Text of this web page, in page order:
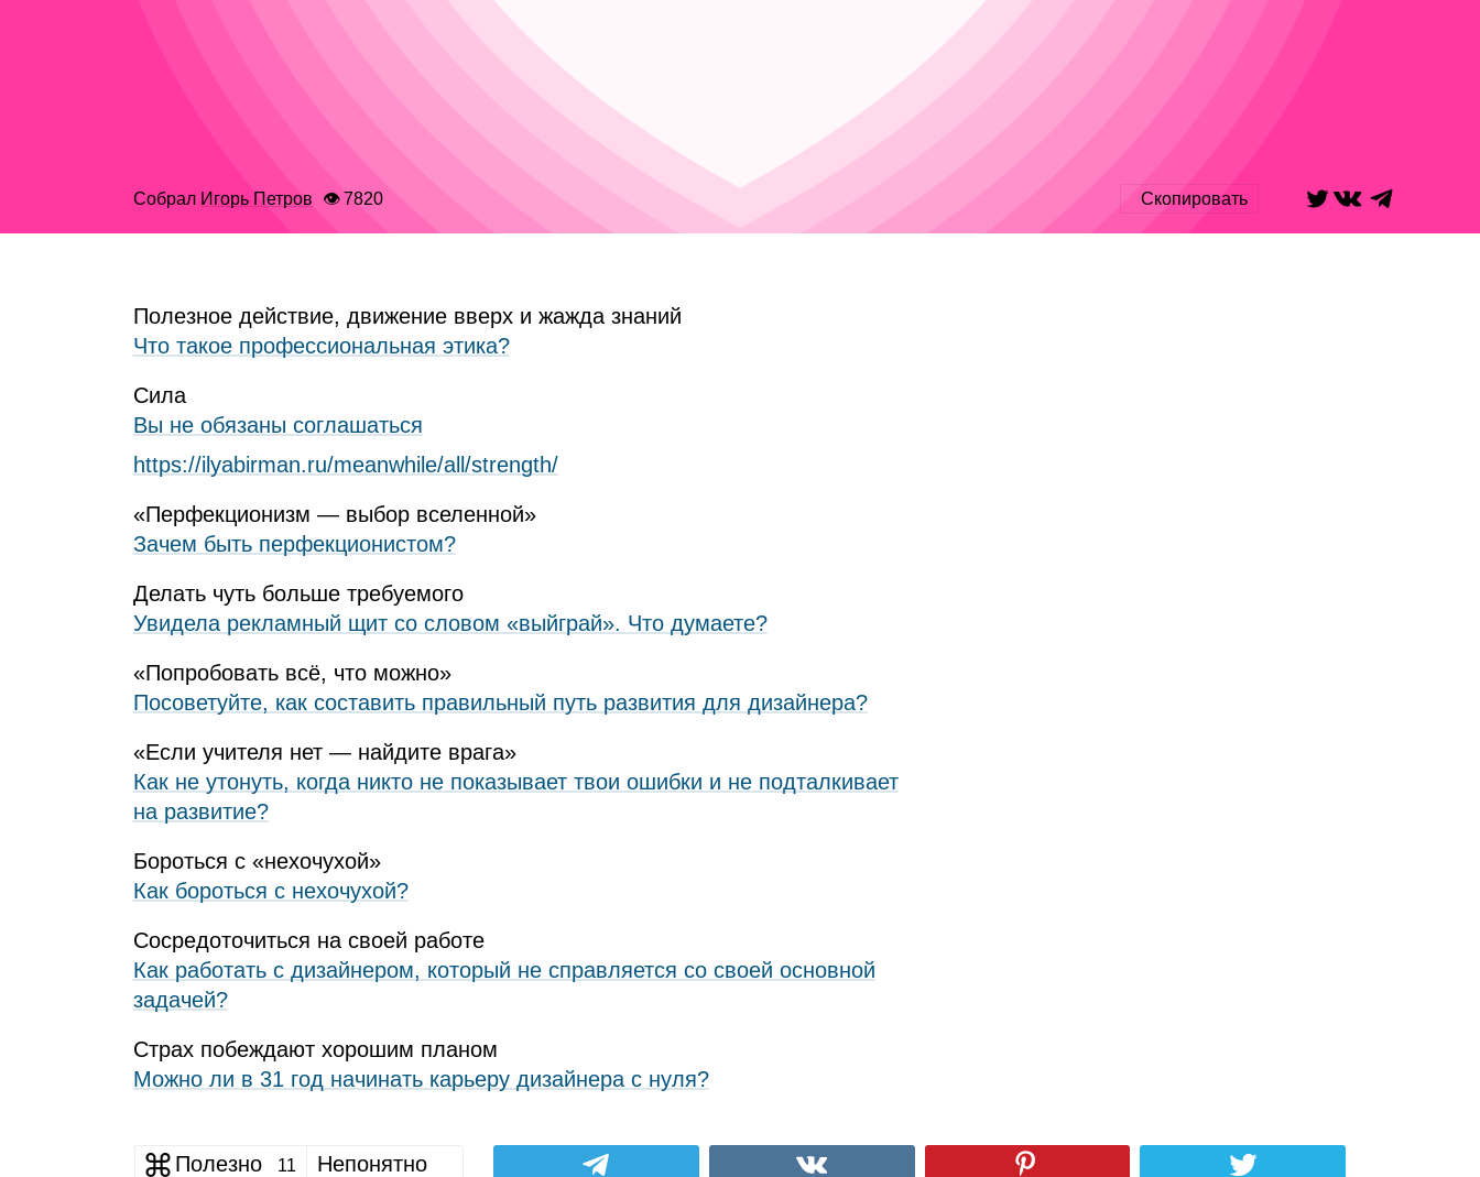
Скопировать
Собрал Игорь Петров 👁 7820
Полезное действие, движение вверх и жажда знаний
Что такое профессиональная этика?
Сила
Вы не обязаны соглашаться
https://ilyabirman.ru/meanwhile/all/strength/
«Перфекционизм — выбор вселенной»
Зачем быть перфекционистом?
Делать чуть больше требуемого
Увидела рекламный щит со словом «выйграй». Что думаете?
«Попробовать всё, что можно»
Посоветуйте, как составить правильный путь развития для дизайнера?
«Если учителя нет — найдите врага»
Как не утонуть, когда никто не показывает твои ошибки и не подталкивает
на развитие?
Бороться с «нехочухой»
Как бороться с нехочухой?
Сосредоточиться на своей работе
Как работать с дизайнером, который не справляется со своей основной
задачей?
Страх побеждают хорошим планом
Можно ли в 31 год начинать карьеру дизайнера с нуля?
Полезно 11 Непонятно